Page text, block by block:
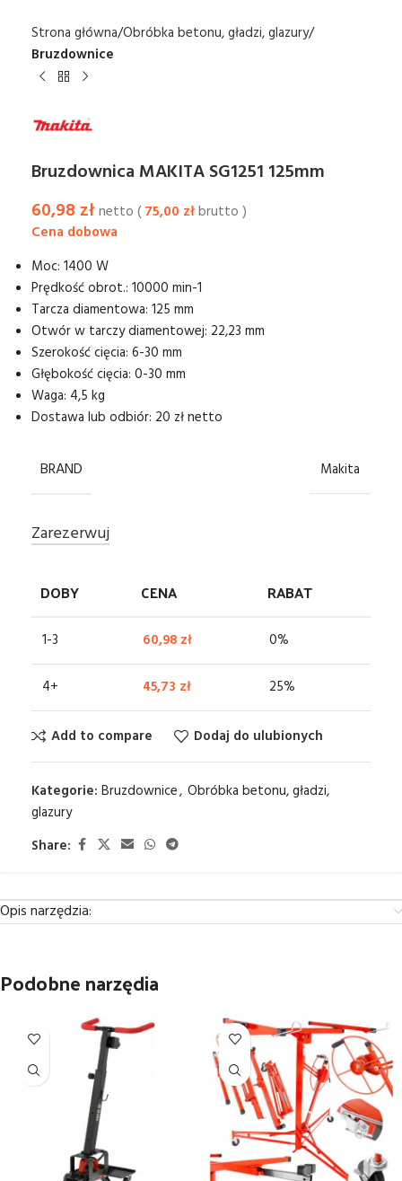
Strona główna Obróbka betonu, gładzi, glazury
Bruzdownice
Bruzdownica MAKITA SG1251 125mm
60,98 zł netto (75,00 złbrutto )
Moc: 1400 W
Prędkość obrot.: 10000 min-1
Tarcza diamentowa: 125 mm
Otwór w tarczy diamentowej: 22,23 mm
Szerokość cięcia: 6-30 mm
Głębokość cięcia: 0-30 mm
Waga: 4,5 kg
Dostawa lub odbiór: 20 zł netto
BRAND Makita
Zarezerwuj
DOBY CENA RABAT
1-3 60,98 zł 0%
4+ 45,73 zł 25%
Add to compare Dodaj do ulubionych
Kategorie: Bruzdownice, Obróbka betonu, gładzi,
glazury
Share:
Opis narzędzia:
Podobne narzędia